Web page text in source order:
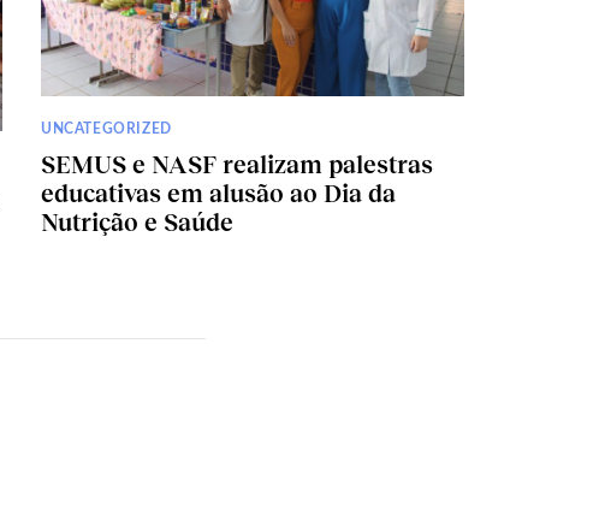
UNCATEGORIZED
SEMUS e NASF realizam palestras
educativas em alusão ao Dia da
Nutrição e Saúde